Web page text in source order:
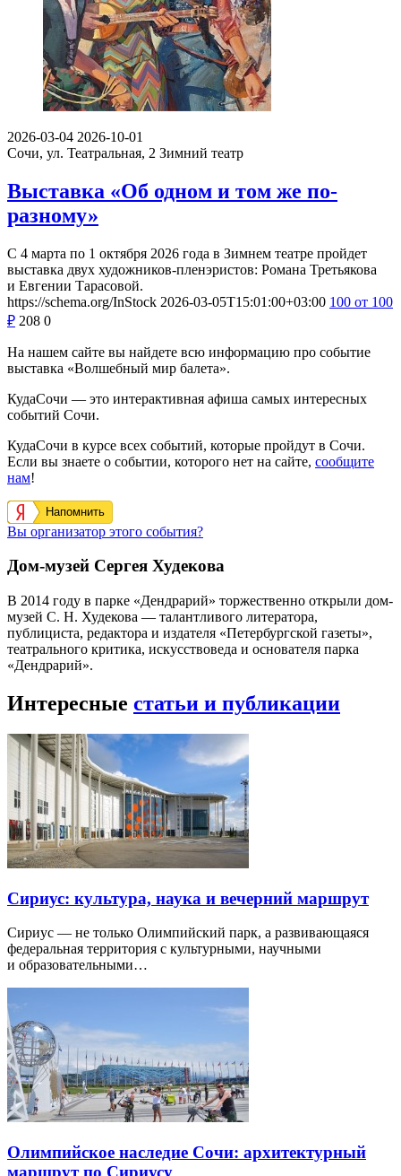
2026-03-04 2026-10-01
Сочи, ул. Театральная, 2 Зимний театр
Выставка «Об одном и том же по-
разному»
С 4 марта по 1 октября 2026 года в Зимнем театре пройдет
выставка двух художников-пленэристов: Романа Третьякова
и Евгении Тарасовой.
https://schema.org/InStock 2026-03-05T15:01:00+03:00 100 от 100
₽ 208 0
На нашем сайте вы найдете всю информацию про событие
выставка «Волшебный мир балета».
КудаСочи — это интерактивная афиша самых интересных
событий Сочи.
КудаСочи в курсе всех событий, которые пройдут в Сочи.
Если вы знаете о событии, которого нет на сайте, сообщите
нам!
Напомнить
Вы организатор этого события?
Дом-музей Сергея Худекова
В 2014 году в парке «Дендрарий» торжественно открыли дом-
музей С. Н. Худекова — талантливого литератора,
публициста, редактора и издателя «Петербургской газеты»,
театрального критика, искусствоведа и основателя парка
«Дендрарий».
Интересные статьи и публикации
Сириус: культура, наука и вечерний маршрут
Сириус — не только Олимпийский парк, а развивающаяся
федеральная территория с культурными, научными
и образовательными…
Олимпийское наследие Сочи: архитектурный
маршрут по Сириусу